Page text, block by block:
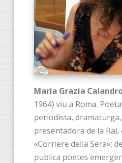
Maria Grazia
1964) viu a Roma.
periodista,
presentadora de la Rai,
«Corriere della Sera»;
publica poetes